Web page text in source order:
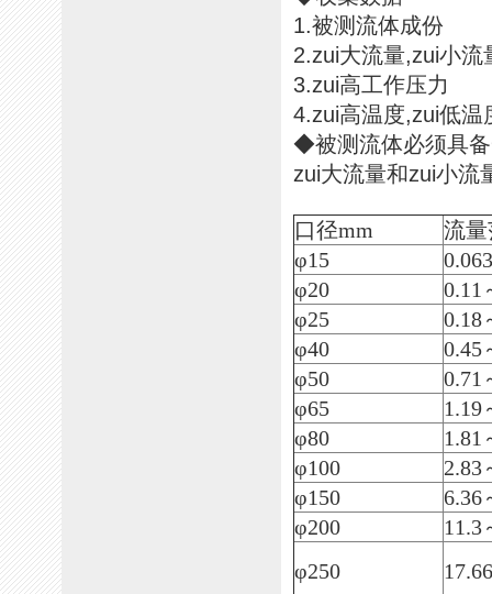
1.被测流体成份
2.zui大流量,zui小流
3.zui高工作压力
4.zui高温度,zui低温
◆被测流体必须具
zui大流量和zui小流
口径mm
流量
φ15
φ20
0.11
φ25
0.18
φ40
0.45
φ50
0.71
φ65
1.19
φ80
1.81
φ100
2.83
φ150
6.36
φ200
11.3
φ250